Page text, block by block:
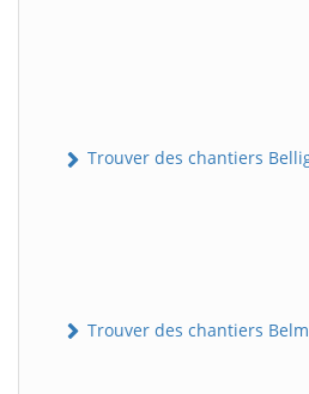
Trouver des chantiers
Trouver des chantiers